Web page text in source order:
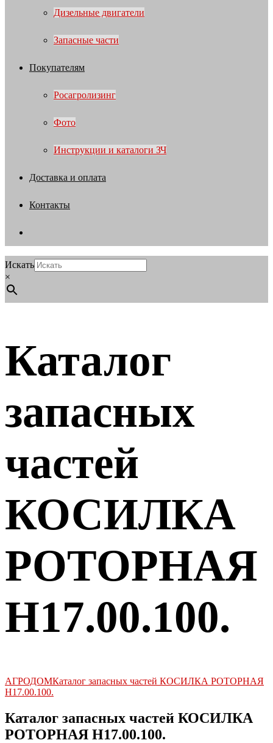
Дизельные двигатели
Запасные части
Покупателям
Росагролизинг
Фото
Инструкции и каталоги ЗЧ
Доставка и оплата
Контакты
Искать
×
Каталог
запасных
частей
КОСИЛКА
РОТОРНАЯ
Н17.00.100.
АГРОДОМКаталог запасных частей КОСИЛКА РОТОРНАЯ
Н17.00.100.
Каталог запасных частей КОСИЛКА
РОТОРНАЯ Н17.00.100.